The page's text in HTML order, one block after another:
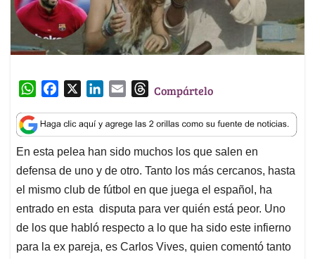
W
a
t
s
A
p
p
c
e
b
o
o
k
n
k
e
d
I
n
a
i
l
T
r
e
a
d
s
Compártelo
En esta pelea han sido muchos los que salen en
defensa de uno y de otro. Tanto los más cercanos, hasta
el mismo club de fútbol en que juega el español, ha
entrado en esta disputa para ver quién está peor. Uno
de los que habló respecto a lo que ha sido este infierno
para la ex pareja, es Carlos Vives, quien comentó tanto